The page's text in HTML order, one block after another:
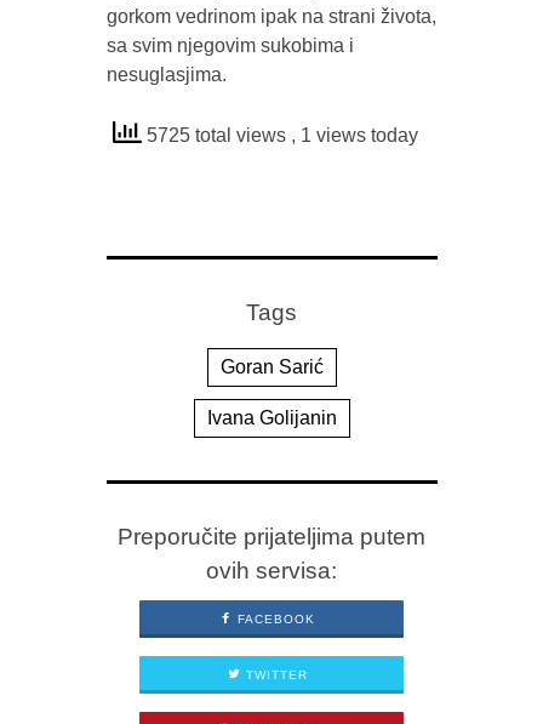
gorkom vedrinom ipak na strani života,
sa svim njegovim sukobima i
nesuglasjima.
5725 total views , 1 views today
Tags
Goran Sarić
Ivana Golijanin
Preporučite prijateljima putem
ovih servisa:
FACEBOOK
TWITTER